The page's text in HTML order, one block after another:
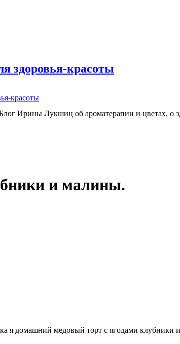
здоровья-красоты
красоты
Ирины Лукшиц об ароматерапии и цветах, о
и малины.
я домашний медовый торт с ягодами